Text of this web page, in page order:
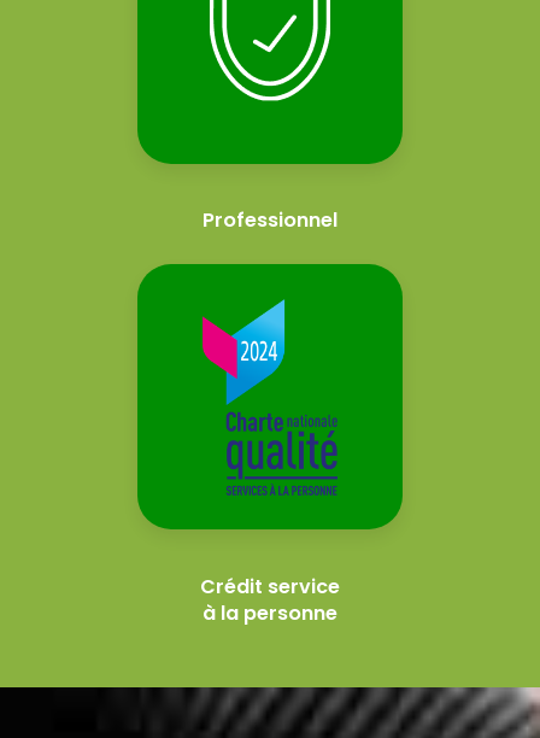
Professionnel
Crédit service
à la personne